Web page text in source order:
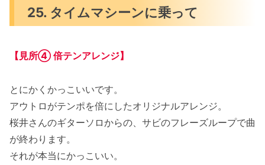
25. タイムマシーンに乗って
【見所④ 倍テンアレンジ】
とにかくかっこいいです。
アウトロがテンポを倍にしたオリジナルアレンジ。
桜井さんのギターソロからの、サビのフレーズループで曲
が終わります。
それが本当にかっこいい。